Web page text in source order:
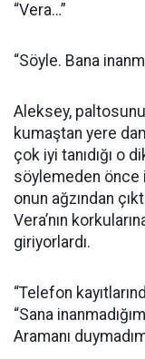
“Vera…”
“Söyle. Bana
Aleksey,
kumaştan yere
çok iyi tanıdığı o
söylemeden önce
onun ağzından
Vera’nın
giriyorlardı.
“Telefon
“Sana
Aramanı